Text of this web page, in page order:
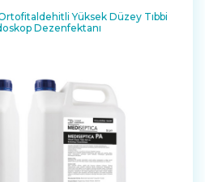
Yüksek Düzey Tıbbi
Dezenfektanı